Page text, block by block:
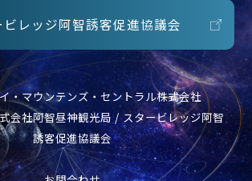
ビレッジ阿智誘客促進協議会
・マウンテンズ・セントラル株式会社
会社阿智昼神観光局 / スタービレッジ阿智
誘客促進協議会